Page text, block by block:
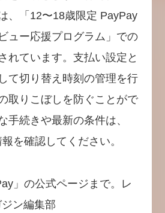
、「12〜18歳限定 PayPay
ュー応援プログラム」での
れています。支払い設定と
て切り替え時刻の管理を行
取りこぼしを防ぐことがで
手続きや最新の条件は、
を確認してください。
」の公式ページまで。レ
ン編集部